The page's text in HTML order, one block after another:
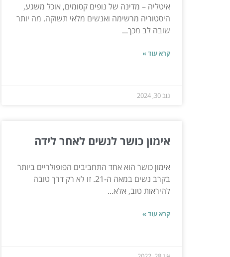
איטליה – מדינה של נופים קסומים, אוכל משגע,
היסטוריה מרשימה ואנשים מלאי תשוקה. מה יותר
שובה לב מכך...
קרא עוד »
נוב 30, 2024
אימון כושר לנשים לאחר לידה
אימון כושר הוא אחד התחביבים הפופולריים ביותר
בקרב נשים במאה ה-21. זו לא רק דרך טובה
להיראות טוב, אלא...
קרא עוד »